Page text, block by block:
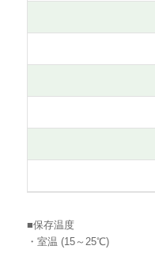
■保存温度
・室温 (15～25℃)